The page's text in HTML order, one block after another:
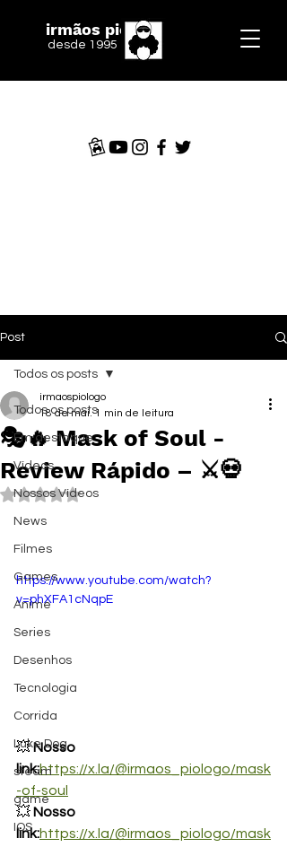
irmãos piologo
desde 1995
Post
Todos os posts
Em destaque
Vídeos
Nossos Vídeos
News
Filmes
Games
Anime
Series
Desenhos
Tecnologia
Corrida
Luke Dog
steam
game
IOS
Todos os posts
🎭🔥 Mask of Soul -
Review Rápido – ⚔️💀
irmaospiologo
18 de mai. 1 min de leitura
Avaliado com NaN de 5 estrelas.
https://www.youtube.com/watch?
v=phXFA1cNqpE
💥 Nosso
link:https://x.la/@irmaos_piologo/mask
-of-soul
💥 Nosso
link:https://x.la/@irmaos_piologo/mask